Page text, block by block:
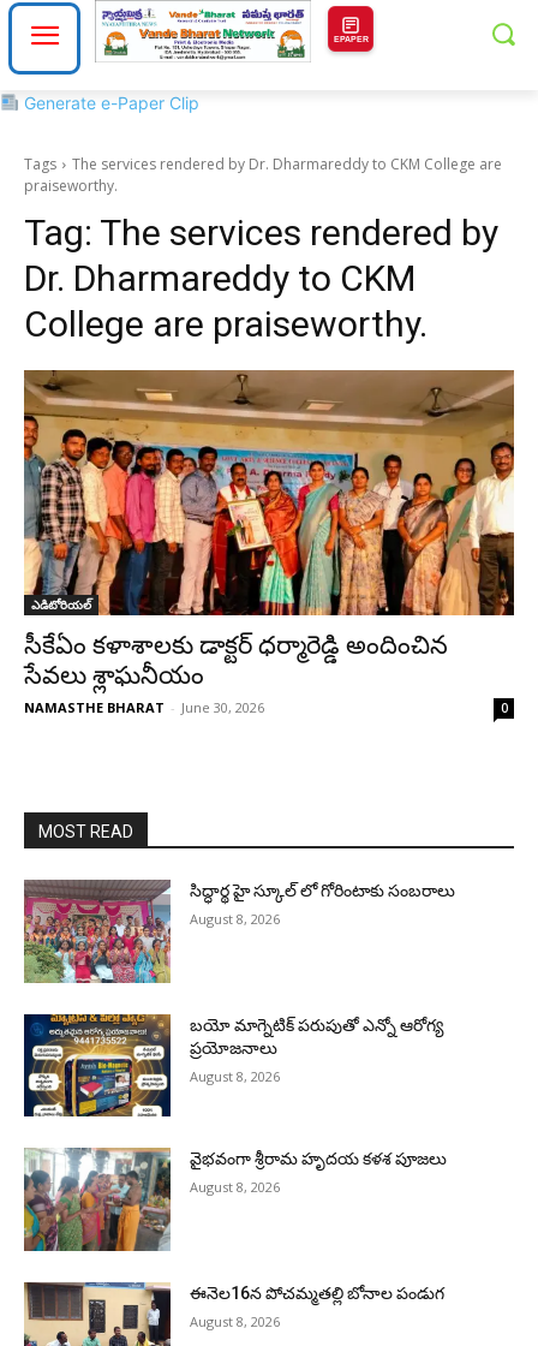
EPAPER
Generate e-Paper Clip
Tags
The services rendered by Dr. Dharmareddy to CKM College are
praiseworthy.
Tag: The services rendered by
Dr. Dharmareddy to CKM
College are praiseworthy.
ఎడిటోరియల్
సీకేఏం కళాశాలకు డాక్టర్ ధర్మారెడ్డి అందించిన
సేవలు శ్లాఘనీయం
NAMASTHE BHARAT - June 30, 2026 0
MOST READ
సిద్ధార్థ హై స్కూల్ లో గోరింటాకు సంబరాలు
August 8, 2026
బయో మాగ్నెటిక్ పరుపుతో ఎన్నో ఆరోగ్య
ప్రయోజనాలు
August 8, 2026
వైభవంగా శ్రీరామ హృదయ కళశ పూజలు
August 8, 2026
ఈనెల16న పోచమ్మతల్లి బోనాల పండుగ
August 8, 2026